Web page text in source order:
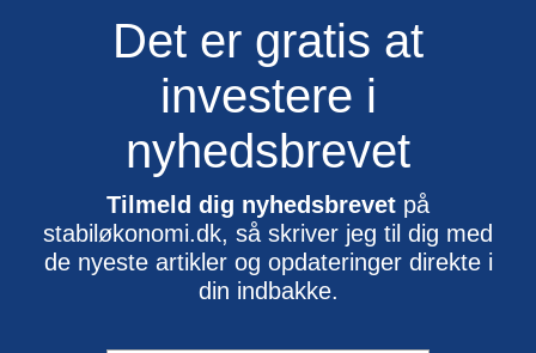
Det er gratis at
investere i
nyhedsbrevet
Tilmeld dig nyhedsbrevet på
stabiløkonomi.dk, så skriver jeg til dig med
de nyeste artikler og opdateringer direkte i
din indbakke.